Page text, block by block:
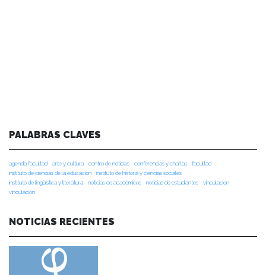
PALABRAS CLAVES
agenda facultad arte y cultura centro de noticias conferencias y charlas
facultad
instituto de ciencias de la educación
instituto de historia y ciencias sociales
instituto de lingüística y literatura
noticias de académicos noticias de estudiantes
vinculacion
vinculación
NOTICIAS RECIENTES